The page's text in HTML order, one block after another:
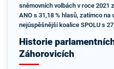
sněmovních volbách v roce 2021
ANO s 31,18 % hlasů, zatímco
nejúspěšnější koalice SPOLU s
Historie
Záhorovicích